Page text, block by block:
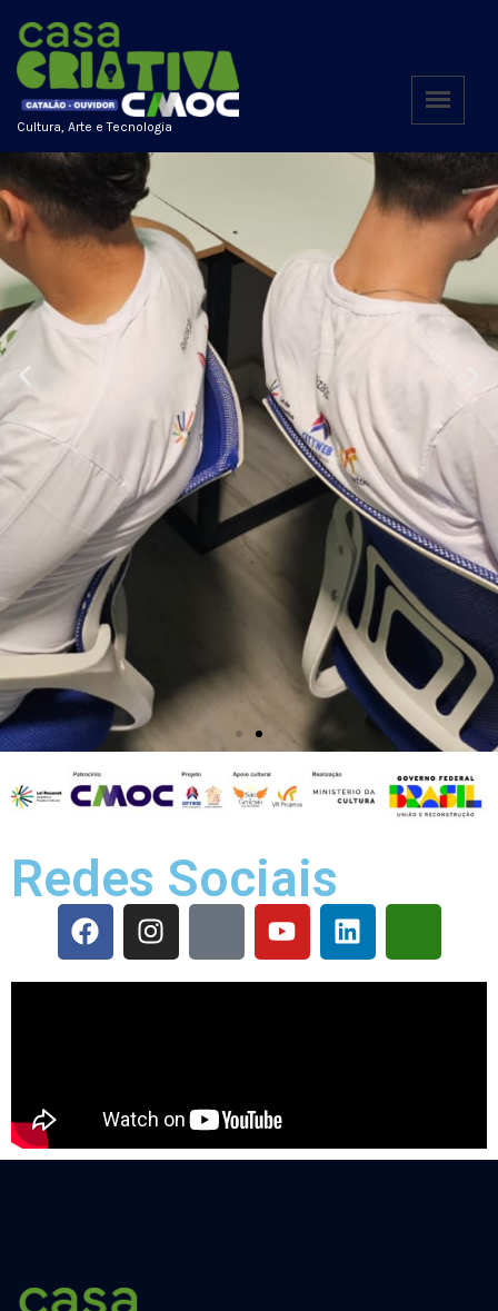
Cultura, Arte e Tecnologia
ATENÇÃO:
Resultados
Redes Sociais